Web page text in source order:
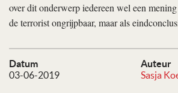
Datum
03-06-2019
Auteur
Sasja
over dit onderwerp iedereen wel een
de terrorist ongrijpbaar, maar als